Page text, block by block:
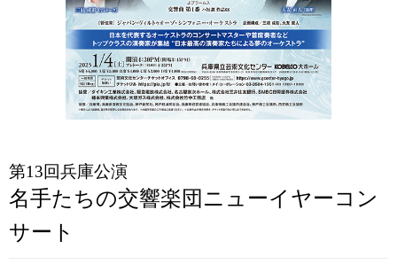
第13回兵庫公演
名手たちの交響楽団ニューイヤーコン
サート